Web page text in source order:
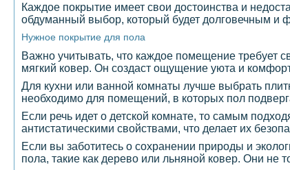
Каждое покрытие имеет свои достоинства и
обдуманный выбор, который будет долговечным и
Нужное покрытие для пола
Важно учитывать, что каждое помещение требует
мягкий ковер. Он создаст ощущение уюта и
Для кухни или ванной комнаты лучше выбрать
необходимо для помещений, в которых пол
Если речь идет о детской комнате, то самым
антистатическими свойствами, что делает их
Если вы заботитесь о сохранении природы и
пола, такие как дерево или льняной ковер. Они не